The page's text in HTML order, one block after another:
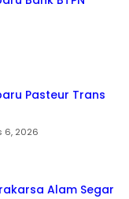
Pasteur Trans
6, 2026
Alam Segar